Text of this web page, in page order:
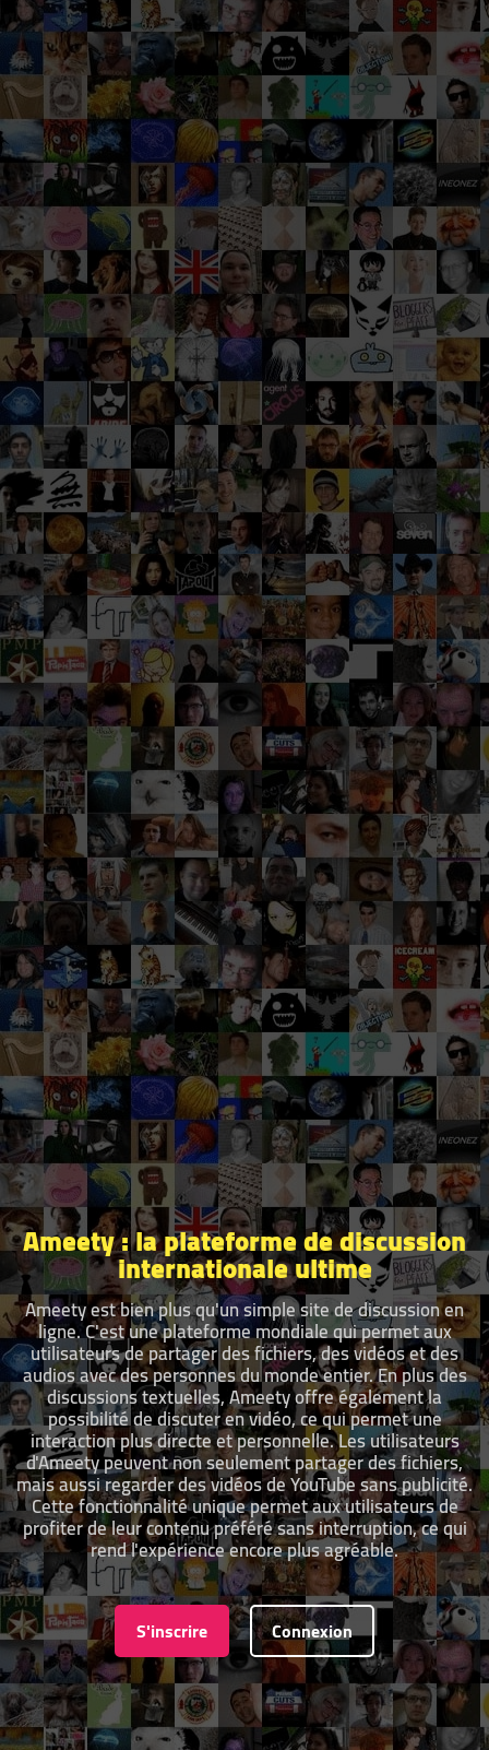
Ameety : la plateforme de discussion
internationale ultime
Ameety est bien plus qu'un simple site de discussion en
ligne. C'est une plateforme mondiale qui permet aux
utilisateurs de partager des fichiers, des vidéos et des
audios avec des personnes du monde entier. En plus des
discussions textuelles, Ameety offre également la
possibilité de discuter en vidéo, ce qui permet une
interaction plus directe et personnelle. Les utilisateurs
d'Ameety peuvent non seulement partager des fichiers,
mais aussi regarder des vidéos de YouTube sans publicité.
Cette fonctionnalité unique permet aux utilisateurs de
profiter de leur contenu préféré sans interruption, ce qui
rend l'expérience encore plus agréable.
S'inscrire Connexion